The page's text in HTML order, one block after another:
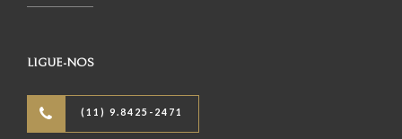
LIGUE-NOS
(11) 9.8425-2471